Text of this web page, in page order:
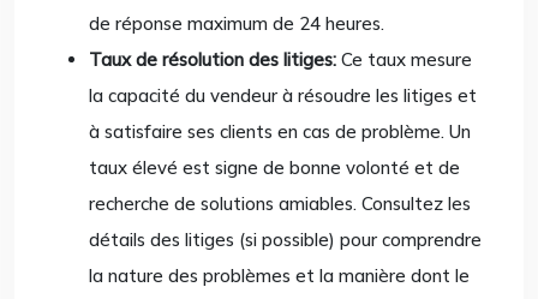
de réponse maximum de 24 heures.
Taux de résolution des litiges: Ce taux mesure
la capacité du vendeur à résoudre les litiges et
à satisfaire ses clients en cas de problème. Un
taux élevé est signe de bonne volonté et de
recherche de solutions amiables. Consultez les
détails des litiges (si possible) pour comprendre
la nature des problèmes et la manière dont le